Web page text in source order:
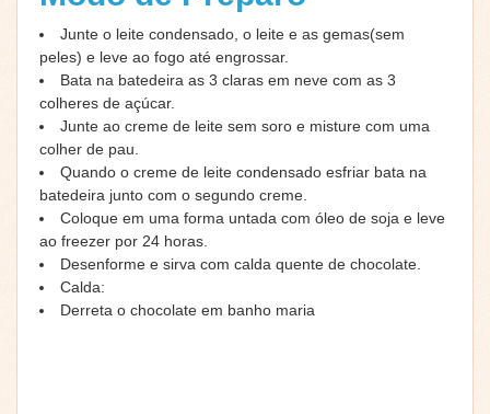
Junte o leite condensado, o leite e as gemas(sem
peles) e leve ao fogo até engrossar.
Bata na batedeira as 3 claras em neve com as 3
colheres de açúcar.
Junte ao creme de leite sem soro e misture com uma
colher de pau.
Quando o creme de leite condensado esfriar bata na
batedeira junto com o segundo creme.
Coloque em uma forma untada com óleo de soja e leve
ao freezer por 24 horas.
Desenforme e sirva com calda quente de chocolate.
Calda:
Derreta o chocolate em banho maria